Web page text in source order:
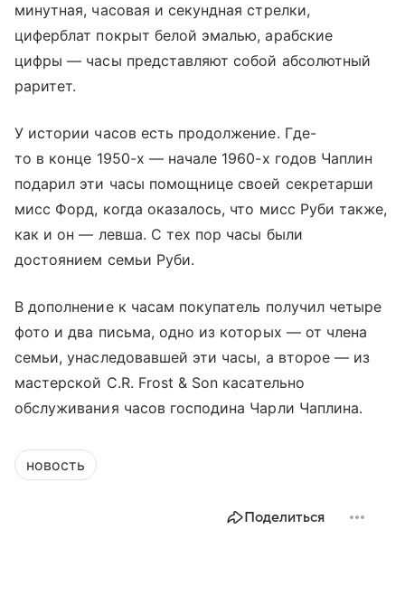
минутная, часовая и секундная стрелки,
циферблат покрыт белой эмалью, арабские
цифры — часы представляют собой абсолютный
раритет.
У истории часов есть продолжение. Где-
то в конце 1950-х — начале 1960-х годов Чаплин
подарил эти часы помощнице своей секретарши
мисс Форд, когда оказалось, что мисс Руби также,
как и он — левша. С тех пор часы были
достоянием семьи Руби.
В дополнение к часам покупатель получил четыре
фото и два письма, одно из которых — от члена
семьи, унаследовавшей эти часы, а второе — из
мастерской C.R. Frost & Son касательно
обслуживания часов господина Чарли Чаплина.
новость
Поделиться